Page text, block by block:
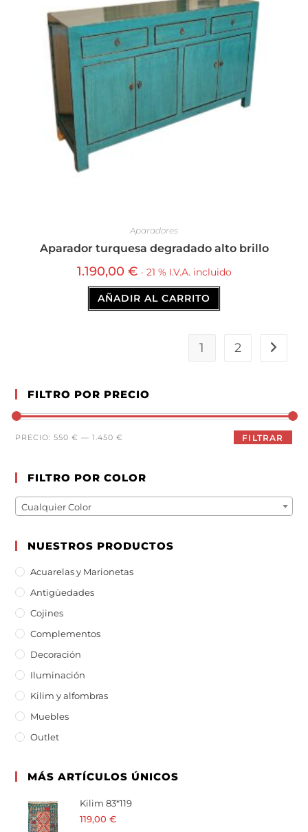
Aparadores
Aparador turquesa degradado alto brillo
1.190,00 € · 21 % I.V.A. incluido
AÑADIR AL CARRITO
1 2
FILTRO POR PRECIO
FILTRAR
PRECIO:550 € —1.450 €
FILTRO POR COLOR
Cualquier Color
NUESTROS PRODUCTOS
Acuarelas y Marionetas
Antigüedades
Cojines
Complementos
Decoración
Iluminación
Kilim y alfombras
Muebles
Outlet
MÁS ARTÍCULOS ÚNICOS
Kilim 83*119
119,00€